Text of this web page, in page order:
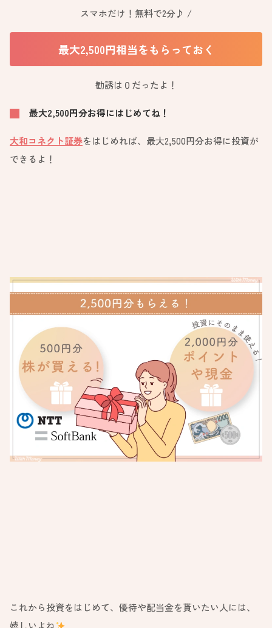
スマホだけ！無料で2分♪ /
最大2,500円相当をもらっておく
勧誘は０だったよ！
最大2,500円分お得にはじめてね！
大和コネクト証券をはじめれば、最大2,500円分お得に投資が
できるよ！
これから投資をはじめて、優待や配当金を貰いたい人には、
嬉しいよね